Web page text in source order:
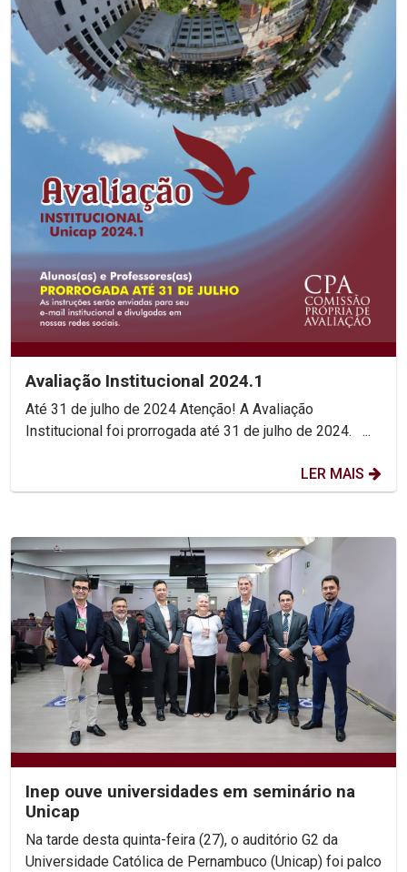
Avaliação Institucional 2024.1
Até 31 de julho de 2024 Atenção! A Avaliação
Institucional foi prorrogada até 31 de julho de 2024. ...
LER MAIS
Inep ouve universidades em seminário na
Unicap
Na tarde desta quinta-feira (27), o auditório G2 da
Universidade Católica de Pernambuco (Unicap) foi palco